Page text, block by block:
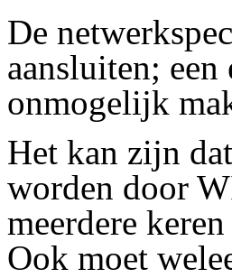
De
aansluiten;
onmogelijk
Het kan zijn
worden door
meerdere
Ook moet